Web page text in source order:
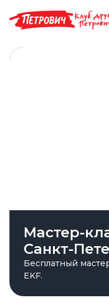
Мастер-
Санкт-
Бесплатный
EKF.